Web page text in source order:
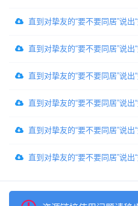
直到对挚友的“要不要同居”说
直到对挚友的“要不要同居”说
直到对挚友的“要不要同居”说
直到对挚友的“要不要同居”说
直到对挚友的“要不要同居”说
直到对挚友的“要不要同居”说